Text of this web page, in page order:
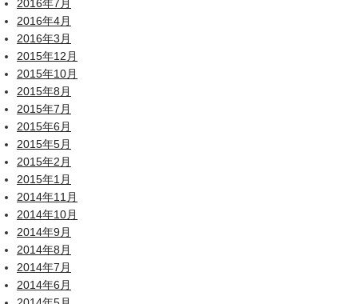
2016年7月
2016年4月
2016年3月
2015年12月
2015年10月
2015年8月
2015年7月
2015年6月
2015年5月
2015年2月
2015年1月
2014年11月
2014年10月
2014年9月
2014年8月
2014年7月
2014年6月